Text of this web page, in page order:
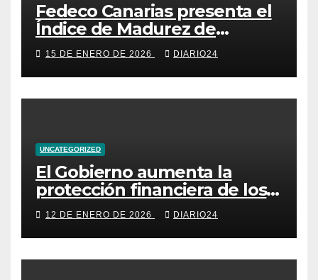
Fedeco Canarias presenta el
Índice de Madurez de
Comercio de Canarias: una
radiografía del estado del
pequeño y mediano
comercio del archipiélago
15 DE ENERO DE 2026 DIARIO24
UNCATEGORIZED
El Gobierno aumenta la
protección financiera de los
consumidores con límites a
los intereses del crédito al
consumo para evitar el
sobreendeudamiento
12 DE ENERO DE 2026 DIARIO24